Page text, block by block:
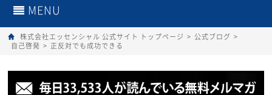
MENU
株式会社エッセンシャル 公式サイト トップページ > 公式ブログ >
自己啓発 > 正反対でも成功できる